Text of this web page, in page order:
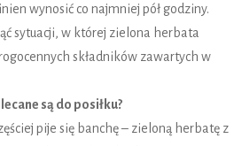
wynosić co najmniej pół godziny.
sytuacji, w której zielona herbata
składników zawartych w
są do posiłku?
pije się banchę – zieloną herbatę z